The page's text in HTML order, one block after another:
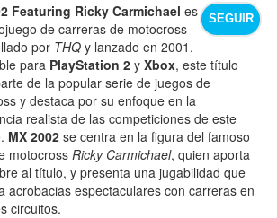
SEGUIR
Featuring Ricky Carmichael es
de carreras de motocross
por THQ y lanzado en 2001.
para PlayStation 2 yXbox, este título
de la popular serie de juegos de
y destaca por su enfoque en la
realista de las competiciones de este
MX 2002 se centra en la figura del famoso
motocross Ricky Carmichael, quien aporta
al título, y presenta una jugabilidad que
acrobacias espectaculares con carreras en
circuitos.